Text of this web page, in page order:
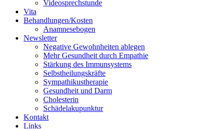
Videosprechstunde
Vita
Behandlungen/Kosten
Anamnesebogen
Newsletter
Negative Gewohnheiten ablegen
Mehr Gesundheit durch Empathie
Stärkung des Immunsystems
Selbstheilungskräfte
Sympathikustherapie
Gesundheit und Darm
Cholesterin
Schädelakupunktur
Kontakt
Links